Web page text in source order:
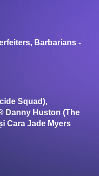
Barbarians -
Squad),
Danny Huston (The
Cara Jade Myers